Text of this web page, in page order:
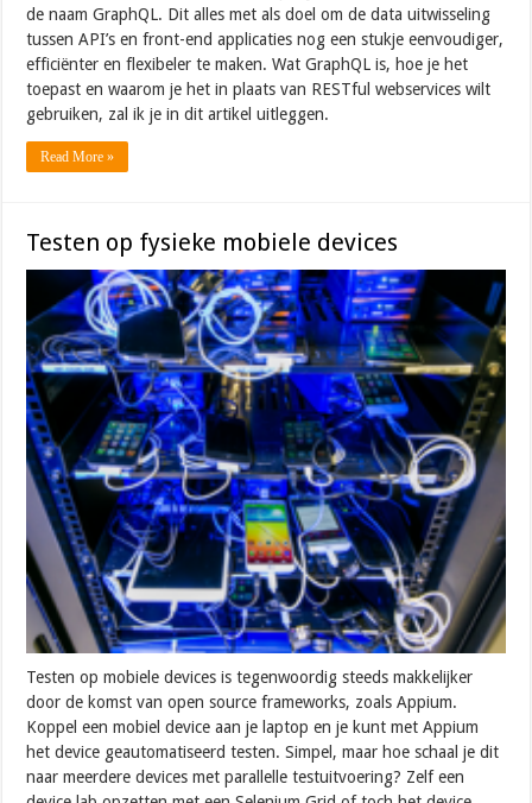
de naam GraphQL. Dit alles met als doel om de data uitwisseling
tussen API’s en front-end applicaties nog een stukje eenvoudiger,
efficiënter en flexibeler te maken. Wat GraphQL is, hoe je het
toepast en waarom je het in plaats van RESTful webservices wilt
gebruiken, zal ik je in dit artikel uitleggen.
Read More »
Testen op fysieke mobiele devices
Testen op mobiele devices is tegenwoordig steeds makkelijker
door de komst van open source frameworks, zoals Appium.
Koppel een mobiel device aan je laptop en je kunt met Appium
het device geautomatiseerd testen. Simpel, maar hoe schaal je dit
naar meerdere devices met parallelle testuitvoering? Zelf een